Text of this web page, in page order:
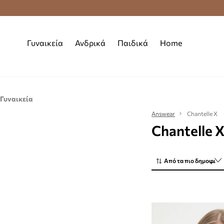
Δωρεάν
Γυναικεία Ανδρικά Παιδικά Home
Γυναικεία
Answear Chantelle X
Chantelle X
Από τα πιο δημοφιλή